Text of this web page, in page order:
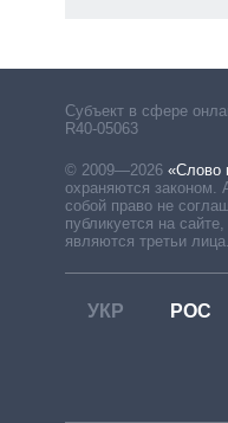
Субъект в сфере
R40-05063
© 2009—2026 «Слово
охраняются законом.
собой право не
публикуется на
являются третьи лица.
УКР РОС